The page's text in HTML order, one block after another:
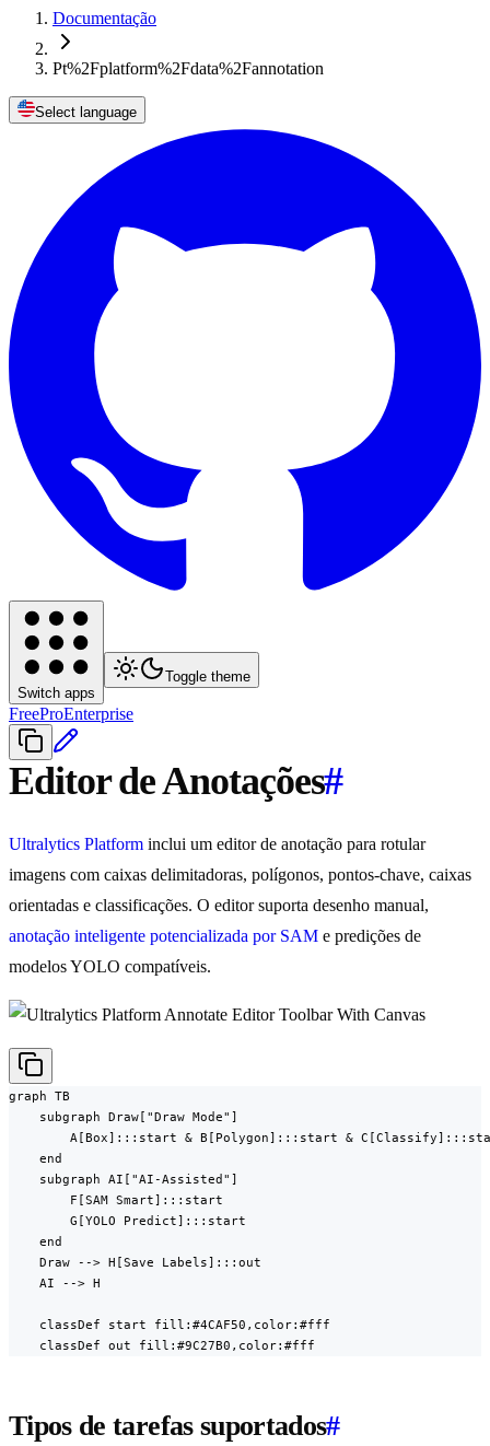
Documentação
Pt%2Fplatform%2Fdata%2Fannotation
Select language
Switch apps
Toggle theme
FreeProEnterprise
Editor de Anotações#
Ultralytics Platform inclui um editor de anotação para rotular
imagens com caixas delimitadoras, polígonos, pontos-chave, caixas
orientadas e classificações. O editor suporta desenho manual,
anotação inteligente potencializada por SAM e predições de
modelos YOLO compatíveis.
graph TB
    subgraph Draw["Draw Mode"]
A[Box]:::start & B[Polygon]:::start &
    end
    subgraph AI["AI-Assisted"]
        F[SAM Smart]:::start
        G[YOLO Predict]:::start
    end
    Draw --> H[Save Labels]:::out
    AI --> H
    classDef start fill:#4CAF50,color:#fff
    classDef out fill:#9C27B0,color:#fff
Tipos de tarefas suportados#